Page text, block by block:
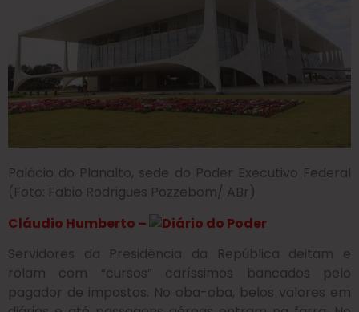
Palácio do Planalto, sede do Poder Executivo Federal
(Foto: Fabio Rodrigues Pozzebom/ ABr)
Cláudio Humberto –
Servidores da Presidência da República deitam e
rolam com “cursos” caríssimos bancados pelo
pagador de impostos. No oba-oba, belos valores em